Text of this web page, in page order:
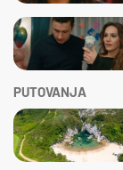
PUTOVANJA